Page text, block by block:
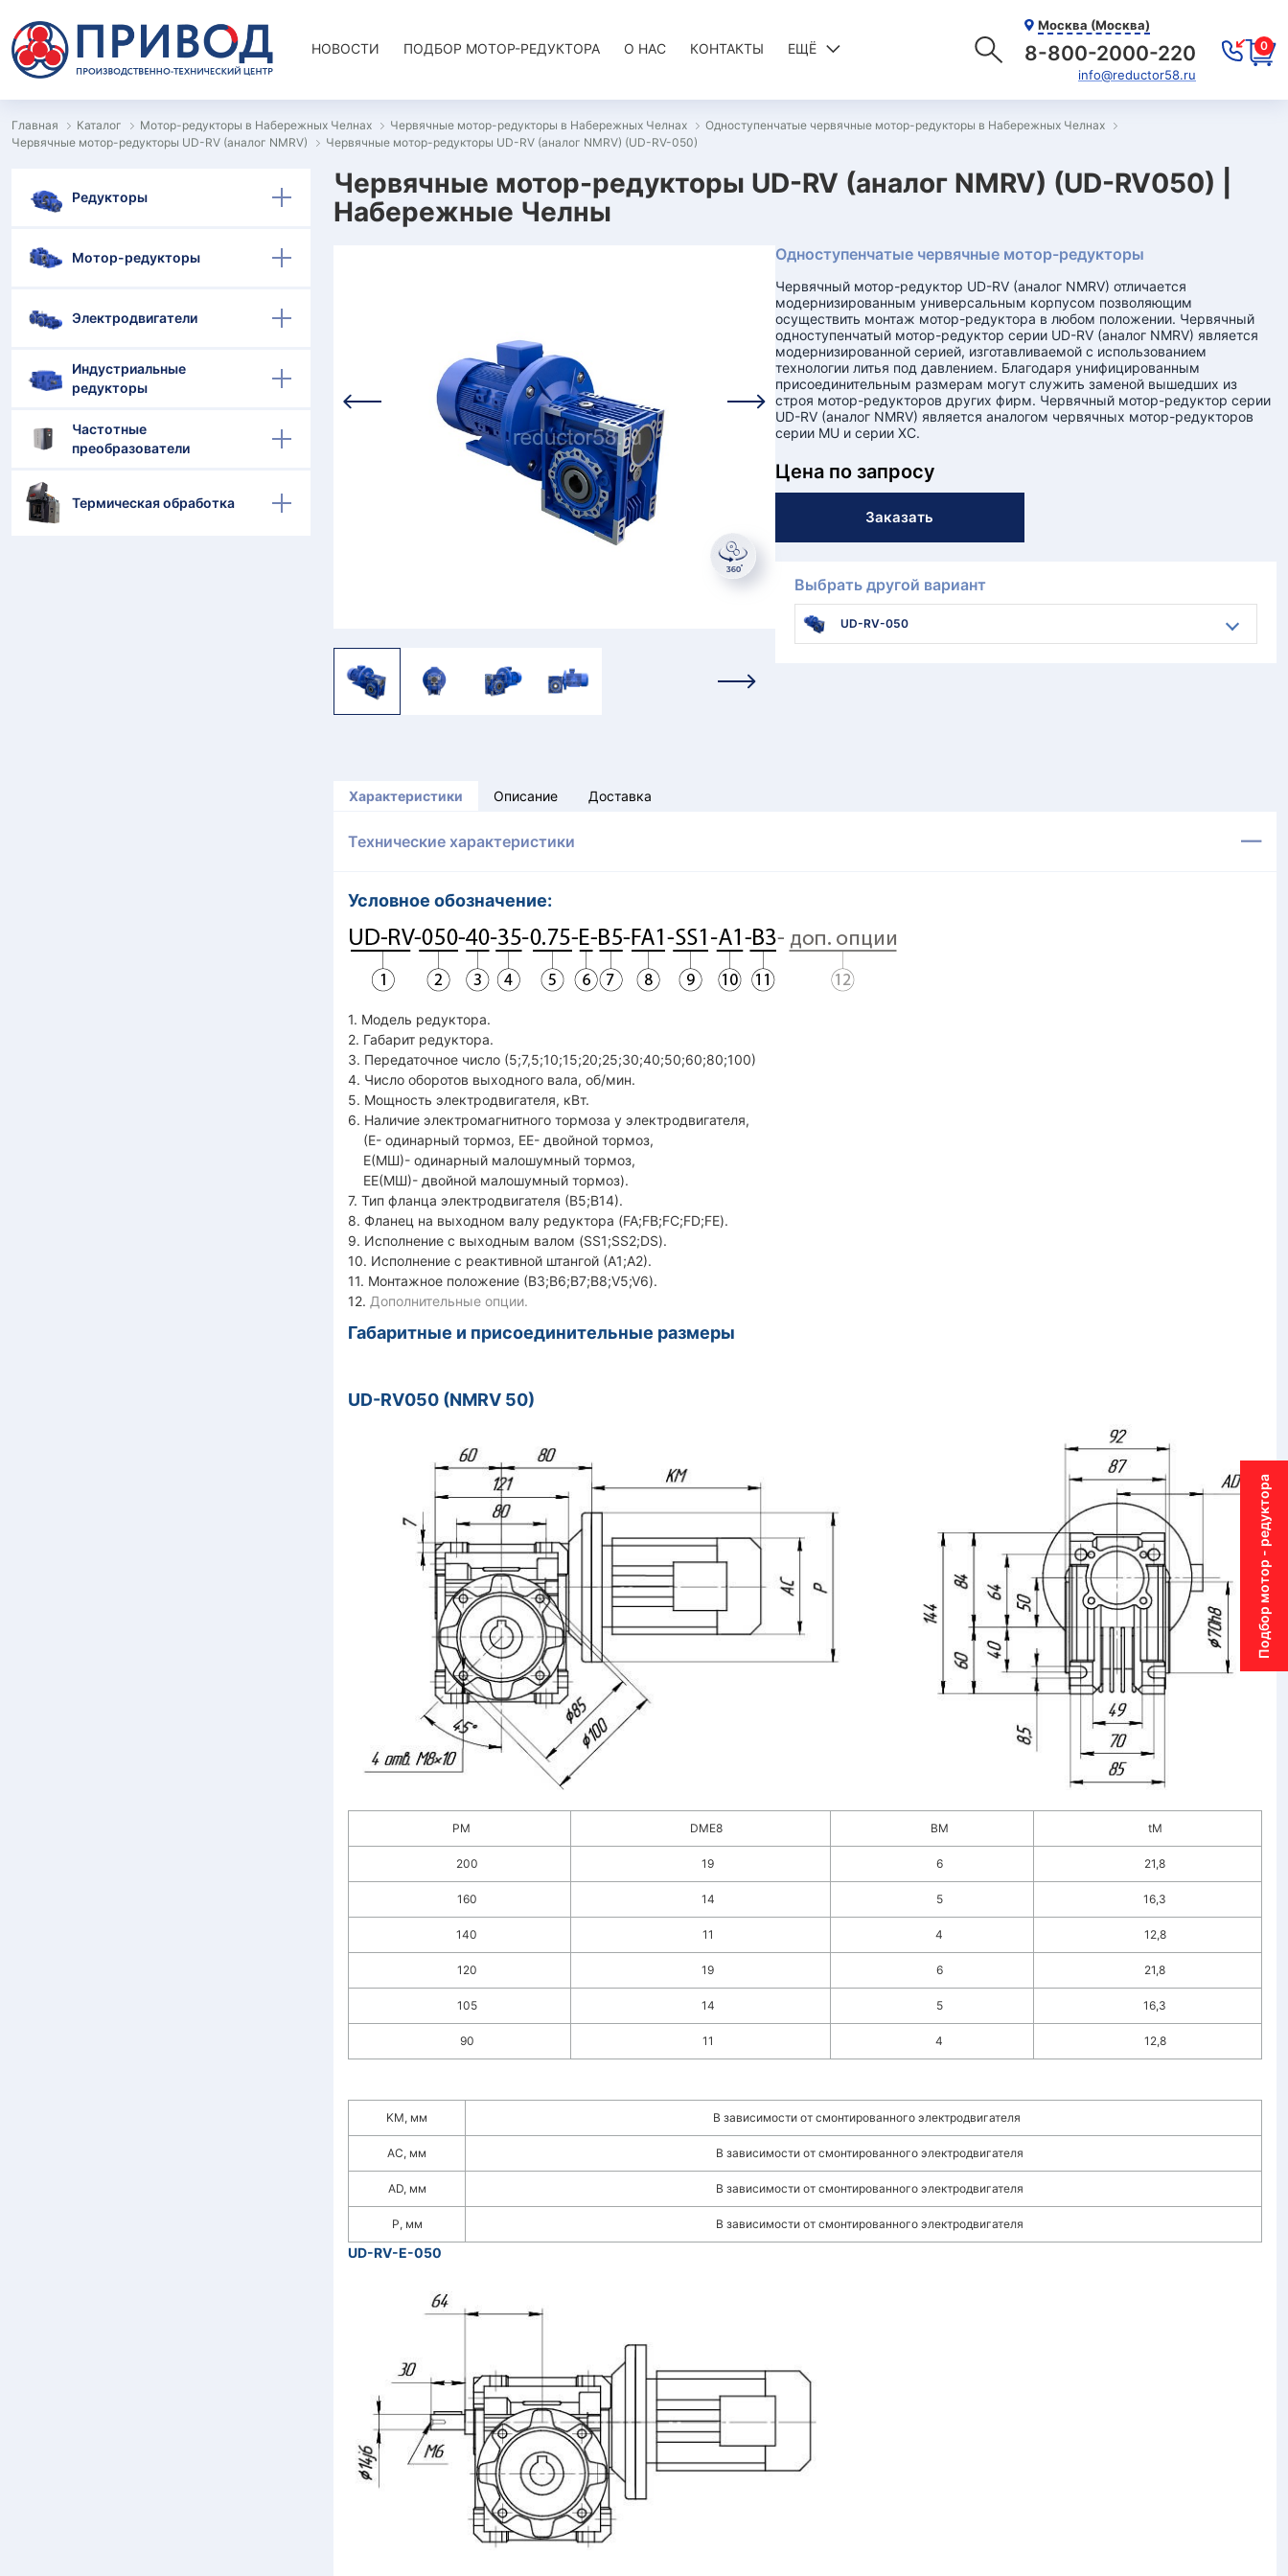
НОВОСТИ ПОДБОР МОТОР-РЕДУКТОРА О НАС КОНТАКТЫ ЕЩЁ
Москва (Москва)
8-800-2000-220
info@reductor58.ru
0
Подбор мотор - редуктора
Главная Каталог Мотор-редукторы в Набережных Челнах Червячные мотор-редукторы в Набережных Челнах
Одноступенчатые червячные мотор-редукторы в Набережных Челнах
Червячные мотор-редукторы UD-RV (аналог NMRV)
Червячные мотор-редукторы UD-RV (аналог NMRV) (UD-RV-050)
Редукторы
Мотор-редукторы
Электродвигатели
Индустриальные
редукторы
Частотные
преобразователи
Термическая обработка
Червячные мотор-редукторы UD-RV (аналог NMRV) (UD-RV050) |
Набережные Челны
Одноступенчатые червячные мотор-редукторы
Червячный мотор-редуктор UD-RV (аналог NMRV) отличается
модернизированным универсальным корпусом позволяющим
осуществить монтаж мотор-редуктора в любом положении. Червячный
одноступенчатый мотор-редуктор серии UD-RV (аналог NMRV) является
модернизированной серией, изготавливаемой с использованием
технологии литья под давлением. Благодаря унифицированным
присоединительным размерам могут служить заменой вышедших из
строя мотор-редукторов других фирм. Червячный мотор-редуктор серии
UD-RV (аналог NMRV) является аналогом червячных мотор-редукторов
серии MU и серии XC.
Цена по запросу
Заказать
Выбрать другой вариант
UD-RV-050
Характеристики Описание Доставка
Технические характеристики
Условное обозначение:
1. Модель редуктора.
2. Габарит редуктора.
3. Передаточное число (5;7,5;10;15;20;25;30;40;50;60;80;100)
4. Число оборотов выходного вала, об/мин.
5. Мощность электродвигателя, кВт.
6. Наличие электромагнитного тормоза у электродвигателя,
(Е- одинарный тормоз, ЕЕ- двойной тормоз,
Е(МШ)- одинарный малошумный тормоз,
ЕЕ(МШ)- двойной малошумный тормоз).
7. Тип фланца электродвигателя (В5;В14).
8. Фланец на выходном валу редуктора (FA;FB;FC;FD;FE).
9. Исполнение с выходным валом (SS1;SS2;DS).
10. Исполнение с реактивной штангой (А1;А2).
11. Монтажное положение (В3;В6;В7;В8;V5;V6).
12. Дополнительные опции.
Габаритные и присоединительные размеры
UD-RV050 (NMRV 50)
PM DME8 BM tM
200 19 6 21,8
160 14 5 16,3
140 11 4 12,8
120 19 6 21,8
105 14 5 16,3
90 11 4 12,8
KM, мм В зависимости от смонтированного электродвигателя
АС, мм В зависимости от смонтированного электродвигателя
AD, мм В зависимости от смонтированного электродвигателя
P, мм В зависимости от смонтированного электродвигателя
UD-RV-E-050